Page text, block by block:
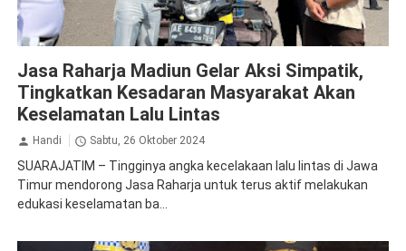
Jasa Raharja Madiun Gelar Aksi Simpatik,
Tingkatkan Kesadaran Masyarakat Akan
Keselamatan Lalu Lintas
Handi Sabtu, 26 Oktober 2024
SUARAJATIM – Tingginya angka kecelakaan lalu lintas di Jawa
Timur mendorong Jasa Raharja untuk terus aktif melakukan
edukasi keselamatan ba...